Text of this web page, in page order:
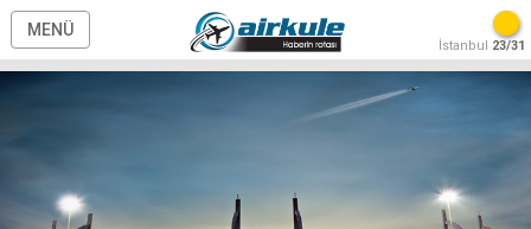
MENÜ
İstanbul 23/31